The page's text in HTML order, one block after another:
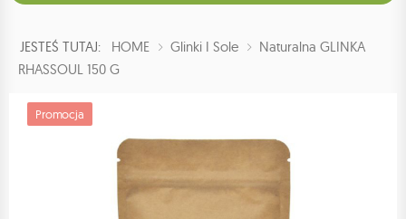
JESTEŚ TUTAJ: HOME Glinki I Sole
Naturalna GLINKA
RHASSOUL 150 G
Promocja